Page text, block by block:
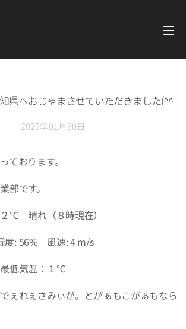
知県へおじゃまさせていただきました(^^
2025年01月30日
ております。
部です。
℃ 晴れ（８時現在）
度: 56% 風速: 4 m/s
低気温：１℃
でぇれぇさみぃが。どがぁもこがぁもなら